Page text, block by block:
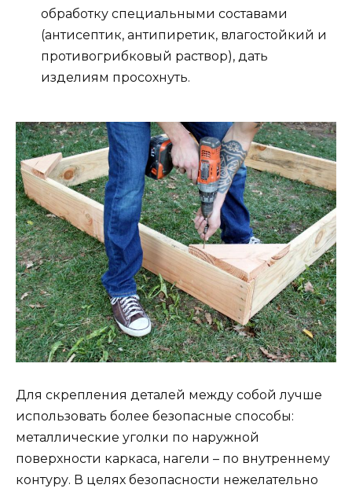
обработку специальными составами
(антисептик, антипиретик, влагостойкий и
противогрибковый раствор), дать
изделиям просохнуть.
Для скрепления деталей между собой лучше
использовать более безопасные способы:
металлические уголки по наружной
поверхности каркаса, нагели – по внутреннему
контуру. В целях безопасности нежелательно